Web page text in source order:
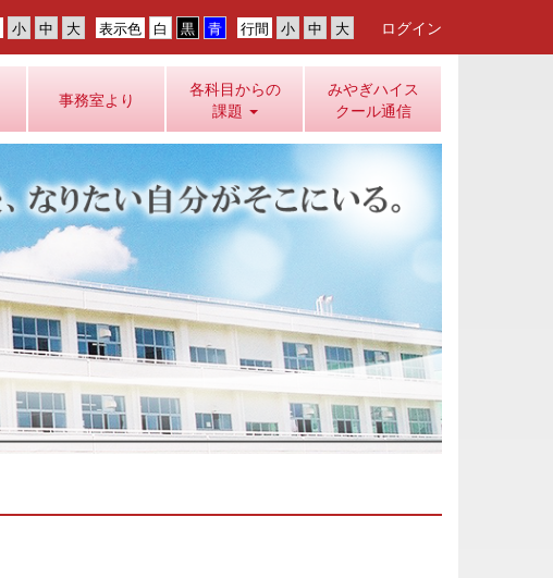
行間
表示色 ログイン
事務室より
各科目からの
課題
みやぎハイス
クール通信